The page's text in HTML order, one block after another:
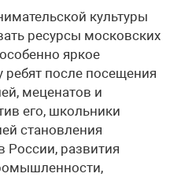
культуры
ресурсы московских
яркое
ребят после посещения
меценатов и
его, школьники
становления
России, развития